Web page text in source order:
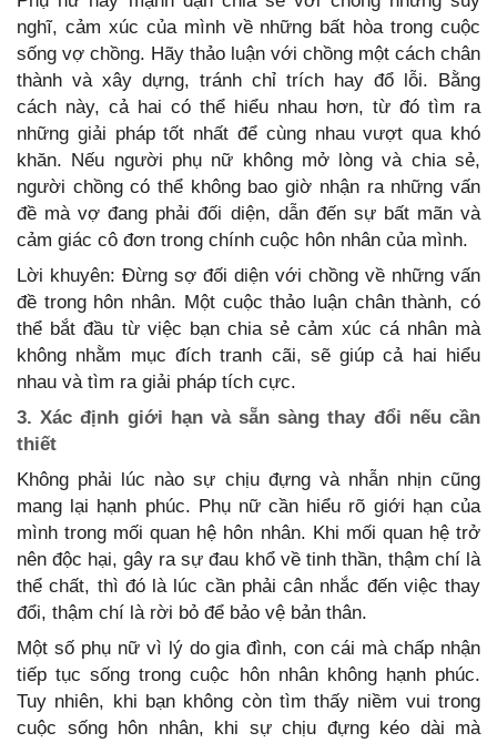
nghĩ, cảm xúc của mình về những bất hòa trong cuộc
sống vợ chồng. Hãy thảo luận với chồng một cách chân
thành và xây dựng, tránh chỉ trích hay đổ lỗi. Bằng
cách này, cả hai có thể hiểu nhau hơn, từ đó tìm ra
những giải pháp tốt nhất để cùng nhau vượt qua khó
khăn. Nếu người phụ nữ không mở lòng và chia sẻ,
người chồng có thể không bao giờ nhận ra những vấn
đề mà vợ đang phải đối diện, dẫn đến sự bất mãn và
cảm giác cô đơn trong chính cuộc hôn nhân của mình.
Lời khuyên: Đừng sợ đối diện với chồng về những vấn
đề trong hôn nhân. Một cuộc thảo luận chân thành, có
thể bắt đầu từ việc bạn chia sẻ cảm xúc cá nhân mà
không nhằm mục đích tranh cãi, sẽ giúp cả hai hiểu
nhau và tìm ra giải pháp tích cực.
3. Xác định giới hạn và sẵn sàng thay đổi nếu cần
thiết
Không phải lúc nào sự chịu đựng và nhẫn nhịn cũng
mang lại hạnh phúc. Phụ nữ cần hiểu rõ giới hạn của
mình trong mối quan hệ hôn nhân. Khi mối quan hệ trở
nên độc hại, gây ra sự đau khổ về tinh thần, thậm chí là
thể chất, thì đó là lúc cần phải cân nhắc đến việc thay
đổi, thậm chí là rời bỏ để bảo vệ bản thân.
Một số phụ nữ vì lý do gia đình, con cái mà chấp nhận
tiếp tục sống trong cuộc hôn nhân không hạnh phúc.
Tuy nhiên, khi bạn không còn tìm thấy niềm vui trong
cuộc sống hôn nhân, khi sự chịu đựng kéo dài mà